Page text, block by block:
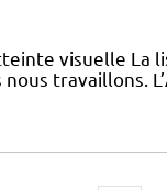
visuelle La
travaillons.